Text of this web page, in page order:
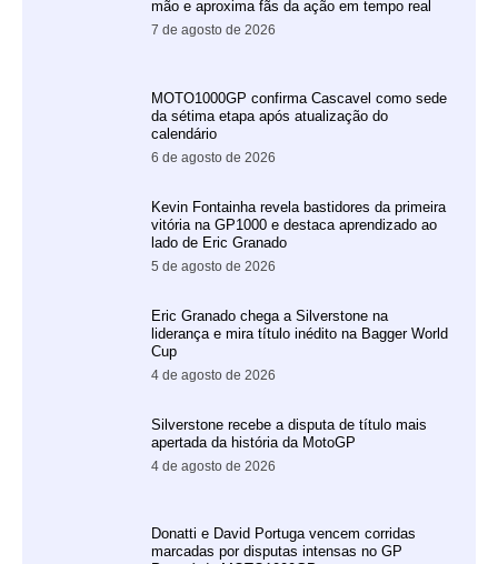
mão e aproxima fãs da ação em tempo real
7 de agosto de 2026
MOTO1000GP confirma Cascavel como sede
da sétima etapa após atualização do
calendário
6 de agosto de 2026
Kevin Fontainha revela bastidores da primeira
vitória na GP1000 e destaca aprendizado ao
lado de Eric Granado
5 de agosto de 2026
Eric Granado chega a Silverstone na
liderança e mira título inédito na Bagger World
Cup
4 de agosto de 2026
Silverstone recebe a disputa de título mais
apertada da história da MotoGP
4 de agosto de 2026
Donatti e David Portuga vencem corridas
marcadas por disputas intensas no GP